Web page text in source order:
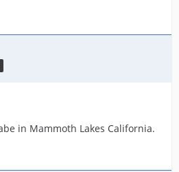
in Mammoth Lakes California.